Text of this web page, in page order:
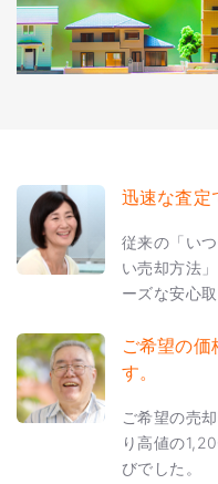
迅速な査定
従来の「い
い売却方法
ーズな安心
ご希望の価
す。
ご希望の売
り高値の
びでした。